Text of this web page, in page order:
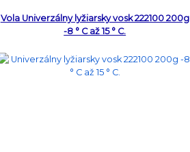
Vola Univerzálny lyžiarsky vosk 222100 200g
-8 ° C až 15 ° C.